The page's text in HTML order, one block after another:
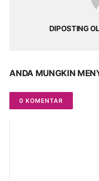
DIPOSTING
ANDA MUNGKIN
0 KOMENTAR